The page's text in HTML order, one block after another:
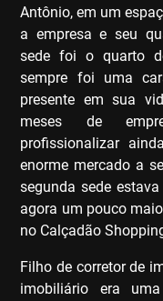
Antônio, em um
a empresa e seu
sede foi o quarto
sempre foi uma
presente em sua
meses de
profissionalizar
enorme mercado a
segunda sede
agora um pouco
no Calçadão
Filho de corretor de
imobiliário era